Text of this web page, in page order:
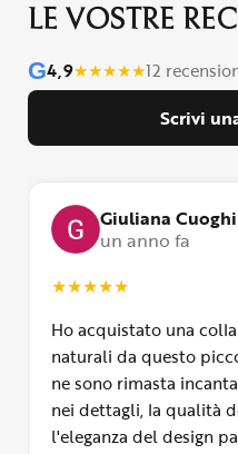
LE VOSTRE
G4,9★★★★★12
Scrivi
Giuliana Cuoghi
un anno fa
★★★★★
Ho acquistato una
naturali da questo
ne sono rimasta incantata! La
nei dettagli, la qualità
l'eleganza del design